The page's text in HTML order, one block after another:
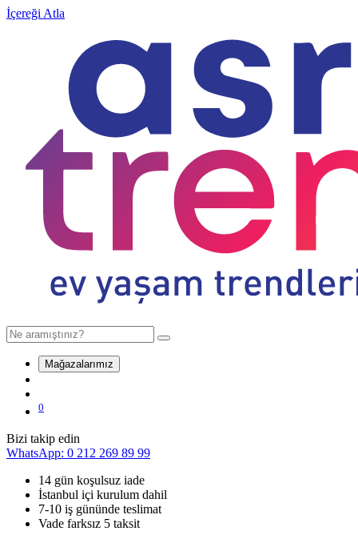
İçereği Atla
Mağazalarımız
0
Bizi takip edin
WhatsApp: 0 212 269 89 99
14 gün koşulsuz iade
İstanbul içi kurulum dahil
7-10 iş gününde teslimat
Vade farksız 5 taksit